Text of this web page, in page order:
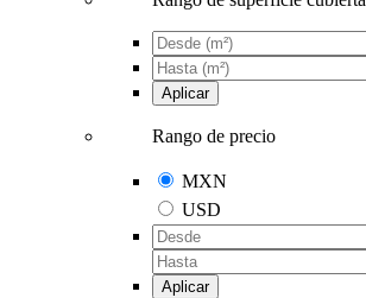
Aplicar
Rango de precio
MXN
USD
Aplicar